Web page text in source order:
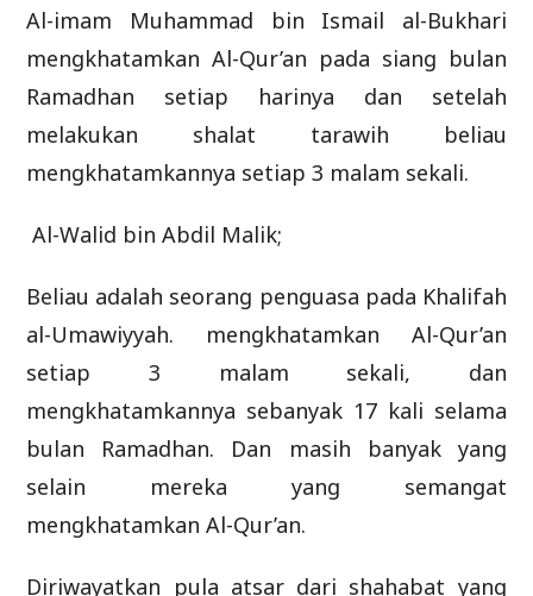
Al-imam Muhammad bin Ismail al-Bukhari
mengkhatamkan Al-Qur’an pada siang bulan
Ramadhan setiap harinya dan setelah
melakukan shalat tarawih beliau
mengkhatamkannya setiap 3 malam sekali.
Al-Walid bin Abdil Malik;
Beliau adalah seorang penguasa pada Khalifah
al-Umawiyyah. mengkhatamkan Al-Qur’an
setiap 3 malam sekali, dan
mengkhatamkannya sebanyak 17 kali selama
bulan Ramadhan. Dan masih banyak yang
selain mereka yang semangat
mengkhatamkan Al-Qur’an.
Diriwayatkan pula atsar dari shahabat yang